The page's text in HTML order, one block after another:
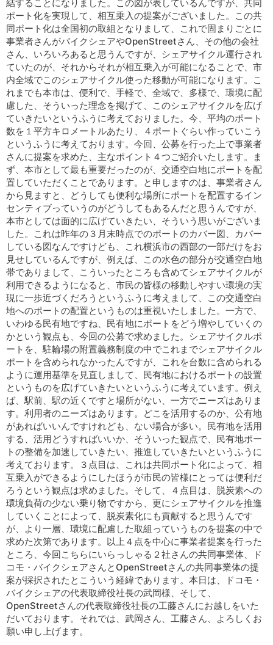
結することになりました。この図が表しているんですが、共同
ポート化を実現して、相互乗入の提案がございました。この共
同ポート化は全国初の取組となりまして、これで固まりごとに
事業者さんがバイクシェアやOpenStreetさん、その他の会社
さん、いろいろあると思うんですが、シェアサイクル運行され
ていたのが、それからそれが相互乗入が可能になることで、市
内全域でこのシェアサイクル使った移動が可能になります。こ
れまでも本市は、便利で、手軽で、全域で、多様で、環境に配
慮した、そういった理念を掲げて、このシェアサイクルを広げ
ていきたいというふうに考えておりました。今、平均のポート
数を１平方キロメートルあたり、４ポートぐらい作っていこう
というふうに考えております。今回、公募を行った上で事業者
さんに提案を求めた、主なポイント４つご紹介いたします。ま
ず、本市として最も重要だったのが、交通空白地にポートを配
置していただくことであります。と申しますのは、事業者さん
から見ますと、どうしても便利な場所にポートを配置するイン
センティブっていうのがどうしてもあるんだと思うんですが、
本市としては面的に広げていきたい、そういう思いがございま
した。これは昨年の３月末時点でのポートのカバー図、カバー
している図なんですけども、これ横浜市の西部の一部だけをお
見せしているんですが、例えば、この水色の部分が交通空白地
帯でありまして、こういったところも含めてシェアサイクルが
利用できるようになると、市民の皆様の移動しやすい環境の実
現に一歩近づくだろうというふうに考えまして、この交通空白
地へのポートの配置というものは重視いたしました。一方で、
いわゆる民有地ですね、民有地にポートをどう増やしていくの
かという観点も、今回の公募で求めました。シェアサイクルポ
ートを、駐輪場の附置義務制度の中でこれまでシェアサイクル
ポートを含められなかったんですが、これを台数に含められる
ように運用基準を見直しまして、民有地におけるポートの設置
というものを広げていきたいというふうに考えています。例え
ば、駅前、駅の近くですと場所がない、一方でニーズはありま
す。利用者のニーズはあります。どこを活用するのか、公有地
があればいいんですけれども、ない場合が多い。民有地を活用
する、活用どうすればいいか、そういった観点で、民有地ポー
トの整備を加速していきたい、推進していきたいというふうに
考えております。３点目は、これは共同ポート化によって、相
互乗入ができるようにしたほうが市民の皆様にとっては便利だ
ろうという観点は求めました。そして、４点目は、脱炭素への
環境負荷の少ない乗り物ですから、更にシェアサイクルを推進
していくことによって、脱炭素化にも貢献すると思うんです
が、より一層、環境に配慮した取組っていうものを提案の中で
求めた次第であります。以上４点を中心に事業者提案を行った
ところ、今回こちらにいらっしゃる２社さんの共同事業体、ド
コモ・バイクシェアさんとOpenStreetさんの共同事業体の提
案が採択されたとこういう経緯であります。本日は、ドコモ・
バイクシェアの代表取締役社長の武岡様、そして、
OpenStreetさんの代表取締役社長の工藤さんにお越しをいた
だいております。それでは、武岡さん、工藤さん、よろしくお
願い申し上げます。